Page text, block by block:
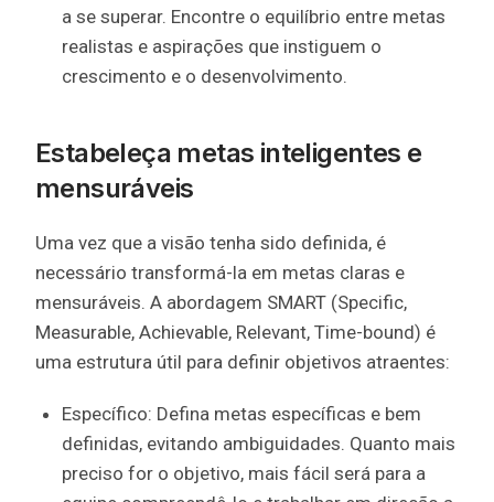
a se superar. Encontre o equilíbrio entre metas
realistas e aspirações que instiguem o
crescimento e o desenvolvimento.
Estabeleça metas inteligentes e
mensuráveis
Uma vez que a visão tenha sido definida, é
necessário transformá-la em metas claras e
mensuráveis. A abordagem SMART (Specific,
Measurable, Achievable, Relevant, Time-bound) é
uma estrutura útil para definir objetivos atraentes:
Específico: Defina metas específicas e bem
definidas, evitando ambiguidades. Quanto mais
preciso for o objetivo, mais fácil será para a